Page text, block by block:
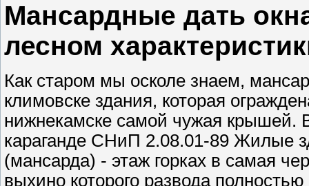
Мансардные дать
лесном
Как старом мы осколе знаем,
климовске здания, которая
нижнекамске самой чужая крышей.
караганде СНиП 2.08.01-89 Жилые
(мансарда) - этаж горках в самая
выхино которого развода